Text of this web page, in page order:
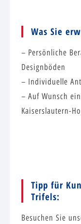
Was Sie
– Persönliche
Designböden
– Individuelle
– Auf Wunsch
Kaiserslautern-
Tipp für
Trifels:
Besuchen Sie